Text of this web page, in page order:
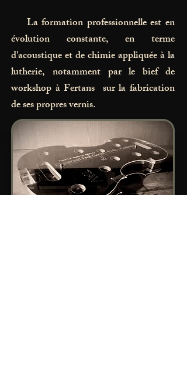
La formation professionnelle est en
évolution constante, en terme
d'acoustique et de chimie appliquée à la
lutherie, notamment par le bief de
workshop à Fertans sur la fabrication
de ses propres vernis.